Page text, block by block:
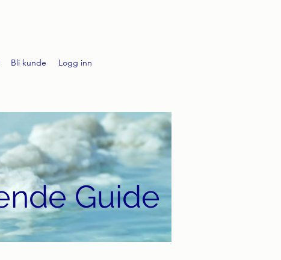
Bli kunde Logg inn
Guide